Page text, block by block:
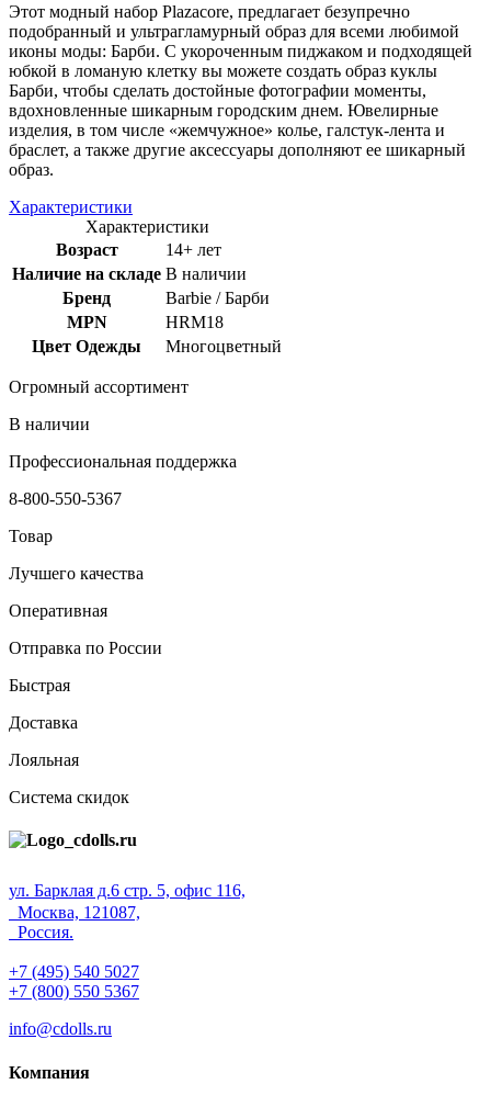
Этот модный набор Plazacore, предлагает безупречно
подобранный и ультрагламурный образ для всеми любимой
иконы моды: Барби. С укороченным пиджаком и подходящей
юбкой в ​​ломаную клетку вы можете создать образ куклы
Барби, чтобы сделать достойные фотографии моменты,
вдохновленные шикарным городским днем. Ювелирные
изделия, в том числе «жемчужное» колье, галстук-лента и
браслет, а также другие аксессуары дополняют ее шикарный
образ.
Характеристики
Характеристики
Возраст
14+ лет
Наличие на складе В наличии
Бренд
Barbie / Барби
MPN
HRM18
Цвет Одежды
Многоцветный
Огромный ассортимент
В наличии
Профессиональная поддержка
8-800-550-5367
Товар
Лучшего качества
Оперативная
Отправка по России
Быстрая
Доставка
Лояльная
Система скидок
ул. Барклая д.6 стр. 5, офис 116,
Москва, 121087,
Россия.
+7 (495) 540 5027
+7 (800) 550 5367
info@cdolls.ru
Компания